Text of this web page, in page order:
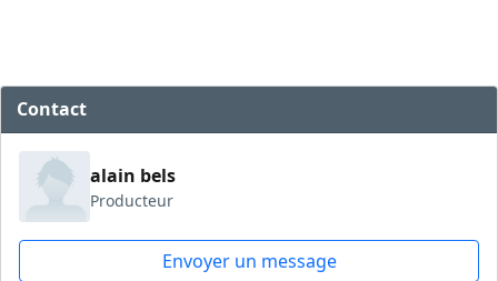
Contact
alain bels
Producteur
Envoyer un message